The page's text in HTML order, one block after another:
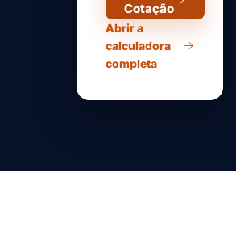
Cotação
Abrir a
calculadora
completa